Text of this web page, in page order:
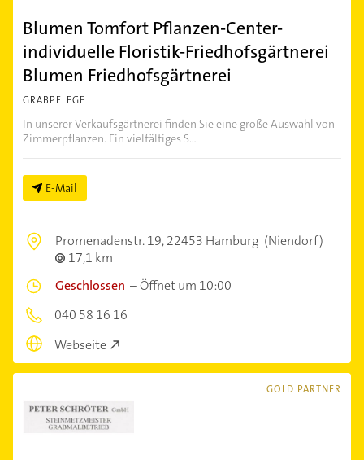
Blumen Tomfort Pflanzen-Center-
individuelle Floristik-Friedhofsgärtnerei
Blumen Friedhofsgärtnerei
GRABPFLEGE
In unserer Verkaufsgärtnerei finden Sie eine große Auswahl von
Zimmerpflanzen. Ein vielfältiges S...
E-Mail
Promenadenstr. 19,22453 Hamburg (Niendorf)
17,1 km
Geschlossen –Öffnet um 10:00
040 58 16 16
Webseite
GOLD PARTNER